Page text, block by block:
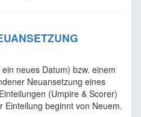
neues Datum) bzw. einem
Neuansetzung eines
(Umpire & Scorer)
Einteilung beginnt von Neuem.